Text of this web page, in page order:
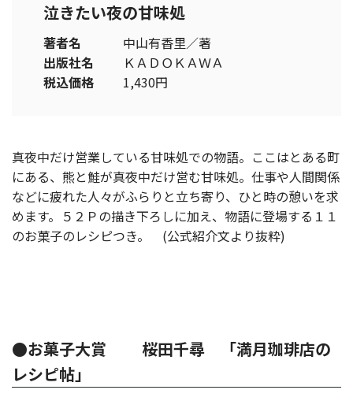
泣きたい夜の甘味処
著者名
中山有香里／著
出版社名
ＫＡＤＯＫＡＷＡ
税込価格
1,430円
真夜中だけ営業している甘味処での物語。ここはとある町
にある、熊と鮭が真夜中だけ営む甘味処。仕事や人間関係
などに疲れた人々がふらりと立ち寄り、ひと時の憩いを求
めます。５２Ｐの描き下ろしに加え、物語に登場する１１
のお菓子のレシピつき。 (公式紹介文より抜粋)
●お菓子大賞 桜田千尋 「満月珈琲店の
レシピ帖」